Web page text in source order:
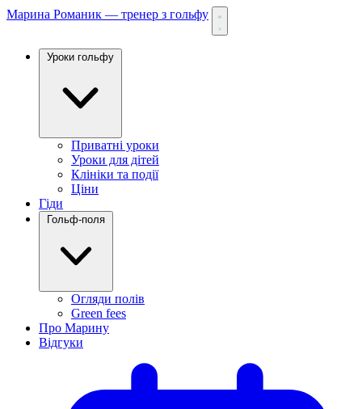
Марина Романик — тренер з гольфу
Приватні уроки
Уроки для дітей
Клініки та події
Ціни
Гіди
Огляди полів
Green fees
Про Марину
Відгуки